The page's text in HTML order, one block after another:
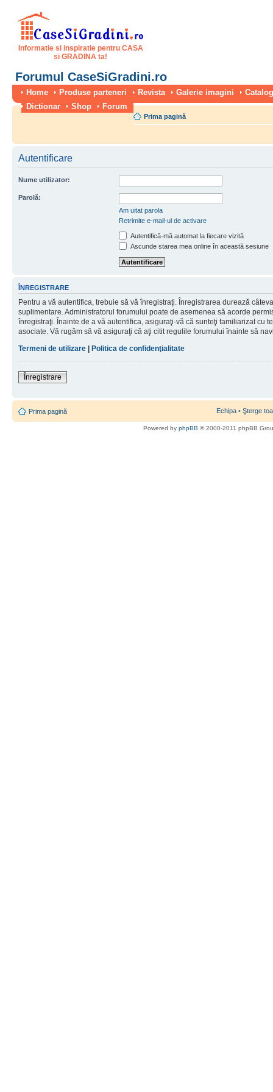
Informatie si inspiratie pentru CASA
si GRADINA ta!
Forumul CaseSiGradini.ro
Home Produse parteneri Revista Galerie imagini
Dictionar
Shop Forum
Prima pagină
Autentificare
Nume utilizator:
Parolă:
Am uitat parola
Retrimite e-mail-ul de activare
Autentifică-mă automat la fiecare vizită
Ascunde starea mea online în această sesiune
ÎNREGISTRARE
Pentru a vă autentifica, trebuie să vă înregistraţi. Înregistrarea durează
suplimentare. Administratorul forumului poate de asemenea să acorde
înregistraţi. Înainte de a vă autentifica, asiguraţi-vă că sunteţi familiarizat cu
asociate. Vă rugăm să vă asiguraţi că aţi citit regulile forumului înainte să
Termeni de utilizare | Politica de confidenţialitate
Înregistrare
Prima pagină Echipa • Şterge
Powered by phpBB © 2000-2011 phpBB